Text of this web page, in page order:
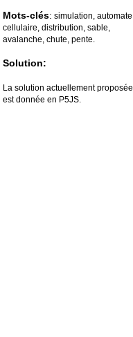
Mots-clés: simulation, automate
cellulaire, distribution, sable,
avalanche, chute, pente.
Solution:
La solution actuellement proposée
est donnée en P5JS.